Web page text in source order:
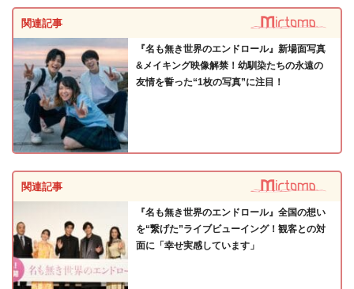
関連記事
『名も無き世界のエンドロール』新場面写真
&メイキング映像解禁！幼馴染たちの永遠の
友情を誓った“1枚の写真”に注目！
関連記事
『名も無き世界のエンドロール』全国の想い
を“繋げた”ライブビューイング！観客との対
面に「幸せ実感しています」